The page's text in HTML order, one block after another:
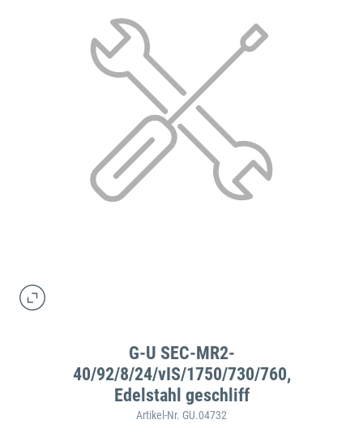
G-U SEC-MR2-
40/92/8/24/vIS/1750/730/760,
Edelstahl geschliff
Artikel-Nr. GU.04732